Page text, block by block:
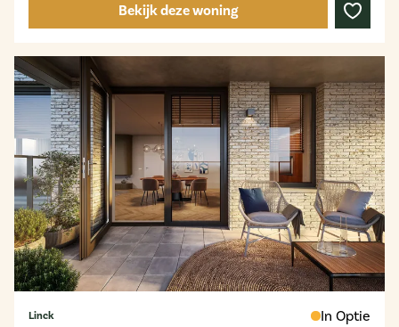
Bekijk deze woning
Linck In Optie